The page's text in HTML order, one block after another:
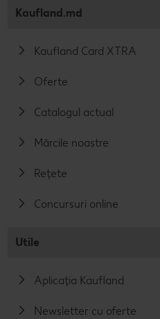
Kaufland.md
Kaufland Card XTRA
Oferte
Catalogul actual
Mărcile noastre
Rețete
Concursuri online
Utile
Aplicația Kaufland
Newsletter cu oferte